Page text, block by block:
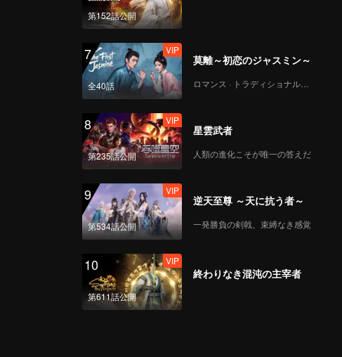
第152話公開
7
全40話
VIP
莫離～初恋のジャスミン～
ロマンス · トラディショナル・コスチューム
8
第235話公開
VIP
星雲武者
人類の進化こそが唯一の答えだ
9
第534話公開
VIP
逆天至尊 ～天に抗う者～
一発勝負の剣戟、束縛なき感覚
10
第611話公開
VIP
終わりなき混沌の主宰者